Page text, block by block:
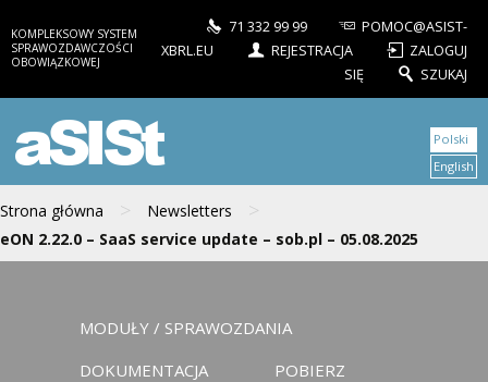
KOMPLEKSOWY SYSTEM
SPRAWOZDAWCZOŚCI
OBOWIĄZKOWEJ
71 332 99 99
POMOC@ASIST-
XBRL.EU
REJESTRACJA
ZALOGUJ
SIĘ
SZUKAJ
aSISt
Strona główna > Newsletters >
eON 2.22.0 – SaaS service update – sob.pl – 05.08.2025
Polski
English
MODUŁY / SPRAWOZDANIA
DOKUMENTACJA
POBIERZ